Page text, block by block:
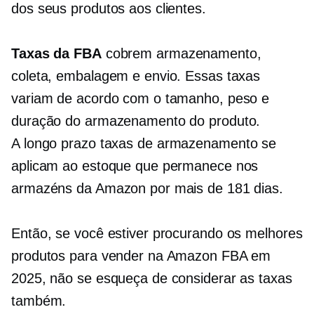
dos seus produtos aos clientes.
Taxas da FBAcobrem armazenamento,
coleta, embalagem e envio. Essas taxas
variam de acordo com o tamanho, peso e
duração do armazenamento do produto.
A longo prazotaxas de armazenamento se
aplicam ao estoque que permanece nos
armazéns da Amazon por mais de 181 dias.
Então, se você estiver procurando os melhores
produtos para vender na Amazon FBA em
2025, não se esqueça de considerar as taxas
também.